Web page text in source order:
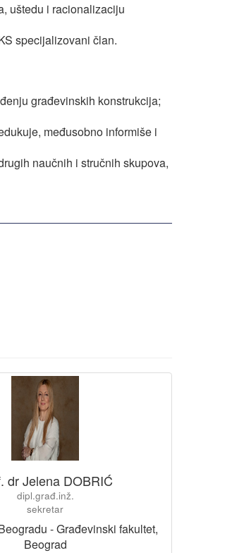
uštedu i racionalizaciju
specijalizovani član.
građevinskih konstrukcija;
međusobno informiše i
naučnih i stručnih skupova,
dr Jelena DOBRIĆ
dipl.građ.inž.
sekretar
- Građevinski fakultet,
Beograd